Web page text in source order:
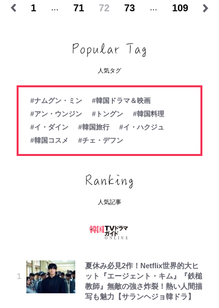
1 … 71 72 73 … 109
人気タグ
#ナムグン・ミン
#韓国ドラマ＆映画
#アン・ウンジン
#トングン
#韓国料理
#イ・ダイン
#韓国旅行
#イ・ハクジュ
#韓国コスメ
#チェ・デフン
人気記事
夏休み必見2作！Netflix世界的大ヒ
ット『エージェント・キム』『鉄槌
教師』無敵の強さ炸裂！熱い人間描
写も魅力【サランヘジョ韓ドラ】